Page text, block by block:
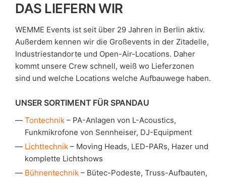
DAS LIEFERN WIR
WEMME Events ist seit über 29 Jahren in Berlin aktiv.
Außerdem kennen wir die Großevents in der Zitadelle,
Industriestandorte und Open-Air-Locations. Daher
kommt unsere Crew schnell, weiß wo Lieferzonen
sind und welche Locations welche Aufbauwege haben.
UNSER SORTIMENT FÜR SPANDAU
Tontechnik – PA-Anlagen von L-Acoustics,
Funkmikrofone von Sennheiser, DJ-Equipment
Lichttechnik – Moving Heads, LED-PARs, Hazer und
komplette Lichtshows
Bühnentechnik – Bütec-Podeste, Truss-Aufbauten,